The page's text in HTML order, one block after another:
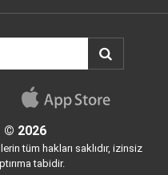
© 2026
tüm hakları saklıdır, izinsiz
tabidir.